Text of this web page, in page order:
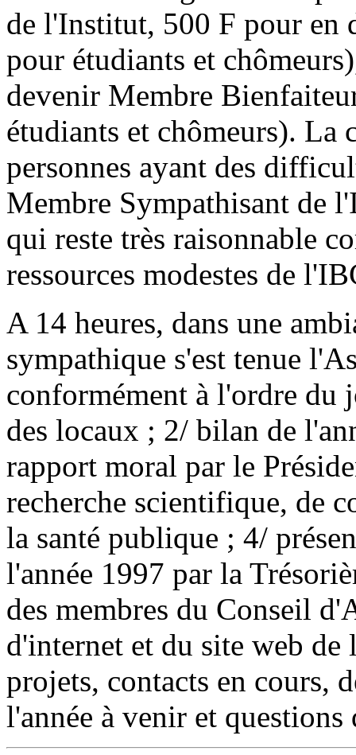
de l'Institut, 500 F pour en
pour étudiants et
devenir Membre
étudiants et chômeurs). La
personnes ayant des
Membre Sympathisant de
qui reste très raisonnable
ressources modestes de
A 14 heures, dans une
sympathique s'est tenue
conformément à l'ordre du
des locaux ; 2/ bilan de
rapport moral par le
recherche scientifique, de
la santé publique ; 4/
l'année 1997 par la
des membres du Conseil
d'internet et du site web
projets, contacts en cours,
l'année à venir et questions